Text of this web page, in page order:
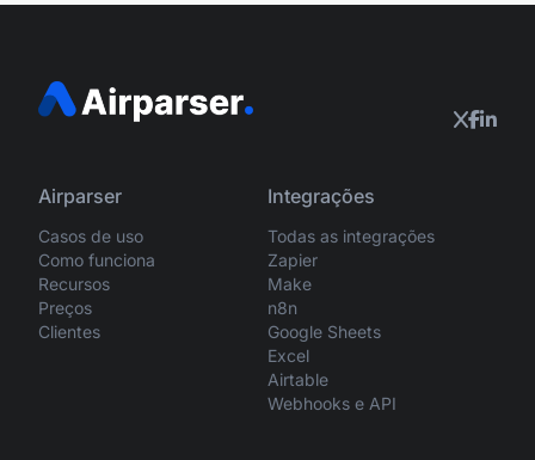
Airparser
Casos de uso
Como funciona
Recursos
Preços
Clientes
Integrações
Todas as integrações
Zapier
Make
n8n
Google Sheets
Excel
Airtable
Webhooks e API